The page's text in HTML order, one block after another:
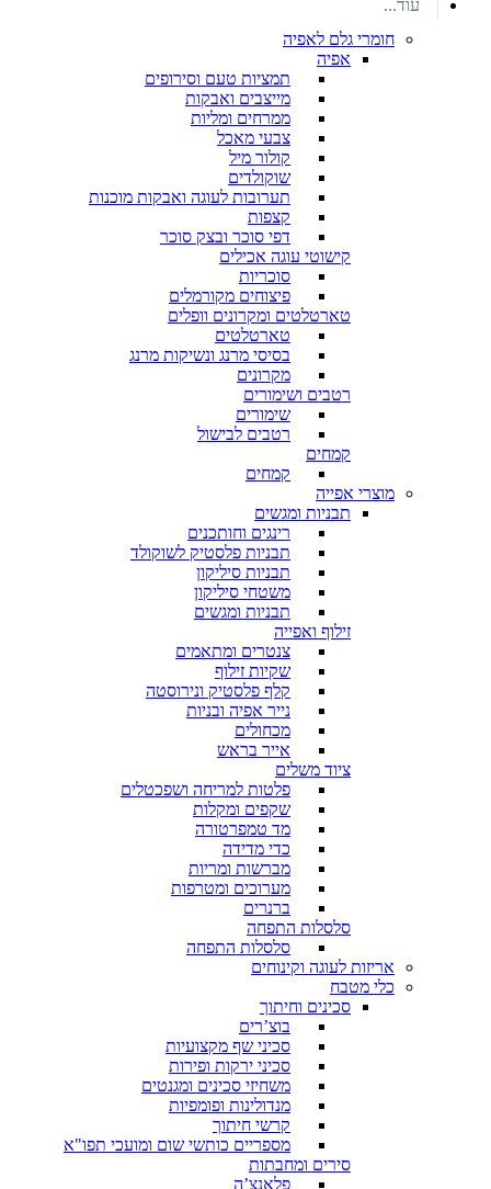
עוד...
חומרי גלם לאפיה
אפיה
תמציות טעם וסירופים
מייצבים ואבקות
ממרחים ומליות
צבעי מאכל
קולור מיל
שוקולדים
תערובות לעוגה ואבקות מוכנות
קצפות
דפי סוכר ובצק סוכר
קישוטי עוגה אכילים
סוכריות
פיצוחים מקורמלים
טארטלטים ומקרונים וופלים
טארטלטים
בסיסי מרנג ונשיקות מרנג
מקרונים
רטבים ושימורים
שימורים
רטבים לבישול
קמחים
קמחים
מוצרי אפייה
תבניות ומגשים
רינגים וחותכנים
תבניות פלסטיק לשוקולד
תבניות סיליקון
משטחי סיליקון
תבניות ומגשים
זילוף ואפייה
צנטרים ומתאמים
שקיות זילוף
קלף פלסטיק ונירוסטה
נייר אפיה ובניות
מכחולים
אייר בראש
ציוד משלים
פלטות למריחה ושפכטלים
שקפים ומקלות
מד טמפרטורה
כדי מדידה
מברשות ומריות
מערוכים ומטרפות
ברנרים
סלסלות התפחה
סלסלות התפחה
אריזות לעוגה וקינוחים
כלי מטבח
סכינים וחיתוך
בוצ’רים
סכיני שף מקצועיות
סכיני ירקות ופירות
משחיזי סכינים ומגנטים
מנדולינות ופומפיות
קרשי חיתוך
מספריים כותשי שום ומועכי תפו"א
סירים ומחבתות
פלאנצ’ה